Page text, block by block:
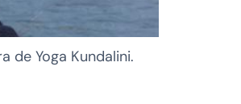
de Yoga Kundalini.